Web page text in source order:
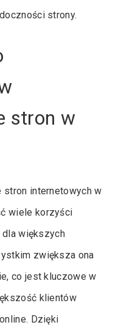
strony.
stron w
stron internetowych w
wiele korzyści
dla większych
zwiększa ona
co jest kluczowe w
klientów
Dzięki